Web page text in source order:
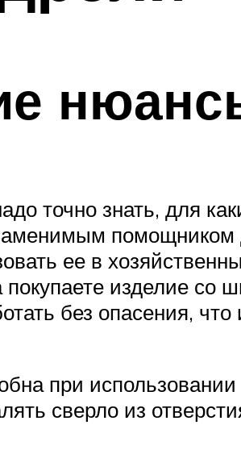
точно знать, для
ее в
покупаете изделие
без опасения,
при
сверло из